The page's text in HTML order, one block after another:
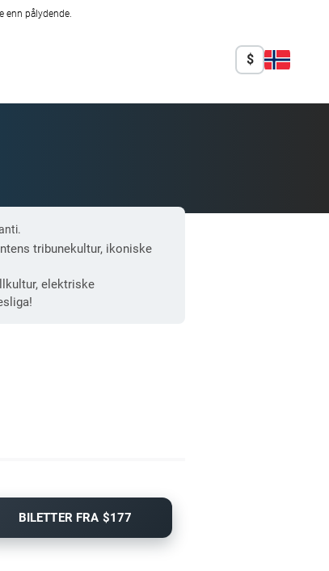
enn pålydende.
$
tribunekultur, ikoniske
elektriske
BILETTER FRA $177